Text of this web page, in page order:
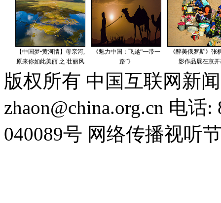
版权所有 中国互联网新
zhaon@china.org.cn 电话
040089号 网络传播视听